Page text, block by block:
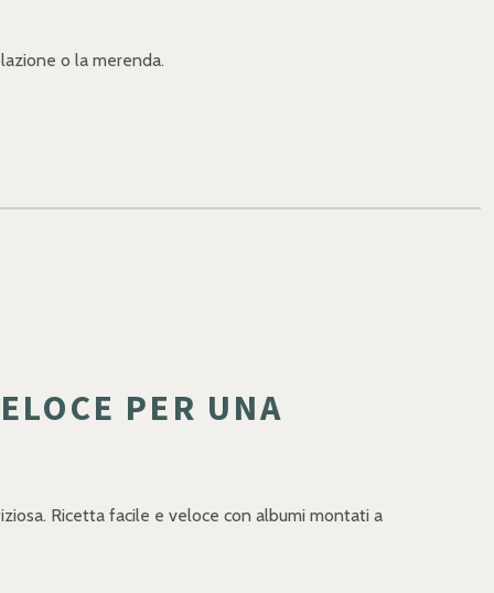
o la merenda.
PER UNA
Ricetta facile e veloce con albumi montati a